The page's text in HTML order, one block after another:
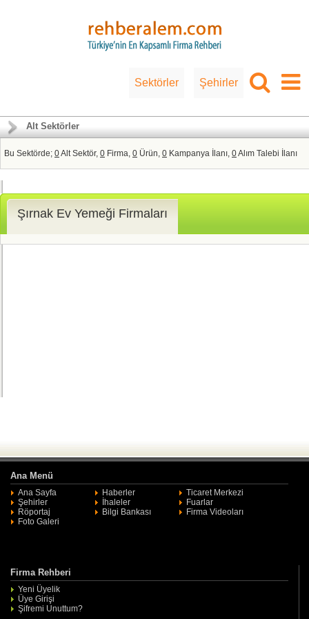
Sektörler Şehirler
Alt Sektörler
Bu Sektörde; 0Alt Sektör, 0 Firma, 0 Ürün, 0 Kampanya İlanı, 0Alım Talebi İlanı
Şırnak Ev Yemeği Firmaları
Ana Menü
Ana Sayfa Haberler
Ticaret Merkezi
Şehirler
İhaleler
Fuarlar
Röportaj
Bilgi Bankası
Firma Videoları
Foto Galeri
Firma Rehberi
Yeni Üyelik
Üye Girişi
Şifremi Unuttum?